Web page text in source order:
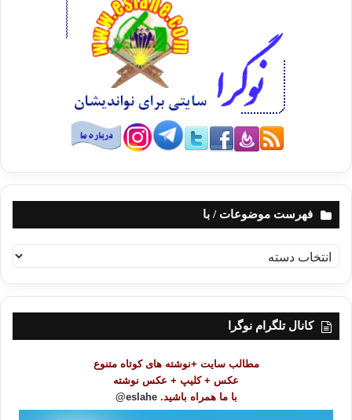
فهرست موضوعات / با
ه
ر
کانال تلگرام نوگرا
مطالب سایت +نوشته های کوتاه متنوع
عکس + کلیپ + عکس نوشته
با ما همراه باشید. eslahe@